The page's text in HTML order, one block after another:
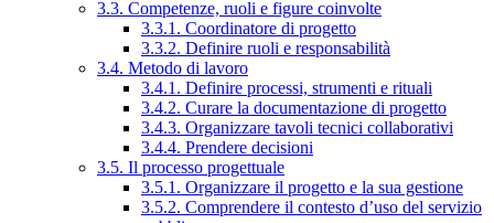
3.3. Competenze, ruoli e figure coinvolte
3.3.1. Coordinatore di progetto
3.3.2. Definire ruoli e responsabilità
3.4. Metodo di lavoro
3.4.1. Definire processi, strumenti e rituali
3.4.2. Curare la documentazione di progetto
3.4.3. Organizzare tavoli tecnici collaborativi
3.4.4. Prendere decisioni
3.5. Il processo progettuale
3.5.1. Organizzare il progetto e la sua gestione
3.5.2. Comprendere il contesto d’uso del servizio